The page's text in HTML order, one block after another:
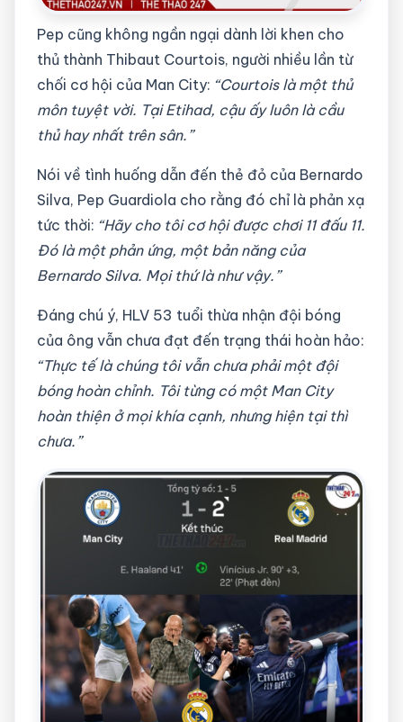
Pep cũng không ngần ngại dành lời khen cho
thủ thành Thibaut Courtois, người nhiều lần từ
chối cơ hội của Man City: “Courtois là một thủ
môn tuyệt vời. Tại Etihad, cậu ấy luôn là cầu
thủ hay nhất trên sân.”
Nói về tình huống dẫn đến thẻ đỏ của Bernardo
Silva, Pep Guardiola cho rằng đó chỉ là phản xạ
tức thời: “Hãy cho tôi cơ hội được chơi 11 đấu 11.
Đó là một phản ứng, một bản năng của
Bernardo Silva. Mọi thứ là như vậy.”
Đáng chú ý, HLV 53 tuổi thừa nhận đội bóng
của ông vẫn chưa đạt đến trạng thái hoàn hảo:
“Thực tế là chúng tôi vẫn chưa phải một đội
bóng hoàn chỉnh. Tôi từng có một Man City
hoàn thiện ở mọi khía cạnh, nhưng hiện tại thì
chưa.”